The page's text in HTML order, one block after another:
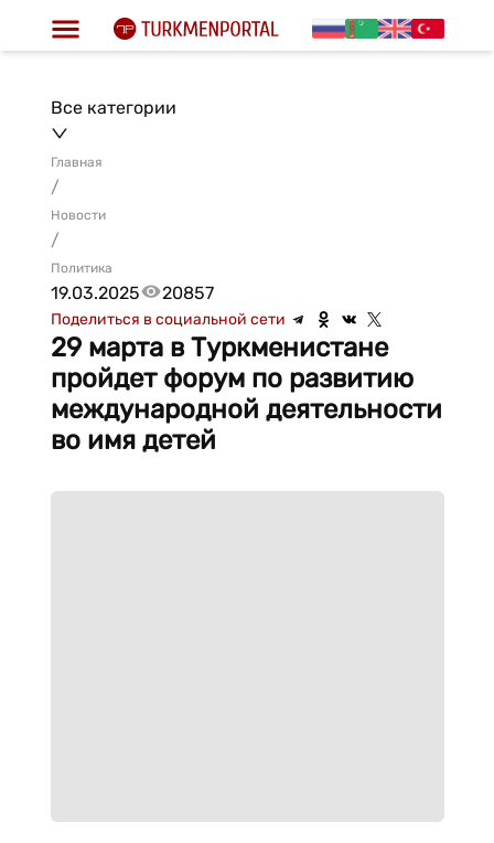
Все категории
Главная
/
Новости
/
Политика
19.03.2025 20857
Поделиться в социальной сети
29 марта в Туркменистане
пройдет форум по развитию
международной деятельности
во имя детей